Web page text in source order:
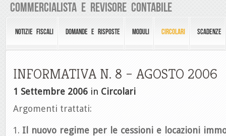
Commercialista e Revisore Contabile
NOTIZIE FISCALI DOMANDE E RISPOSTE MODULI CIRCOLARI SCADENZE
INFORMATIVA N. 8 – AGOSTO 2006
1 Settembre 2006 in Circolari
Argomenti trattati:
Il nuovo regime per le cessioni e locazioni